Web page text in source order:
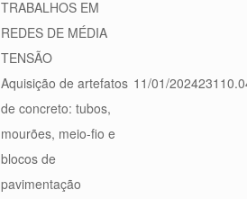
TRABALHOS EM
REDES DE MÉDIA
TENSÃO
Aquisição de artefatos
de concreto: tubos,
mourões, meio-fio e
blocos de
pavimentação
11/01/2024